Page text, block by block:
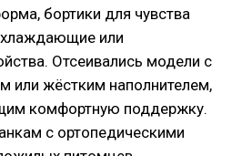
бортики для чувства
или
Отсеивались модели с
или жёстким наполнителем,
комфортную поддержку.
с ортопедическими